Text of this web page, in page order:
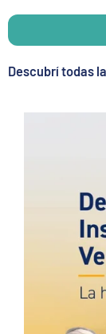
Descubrí todas